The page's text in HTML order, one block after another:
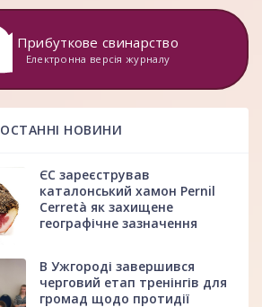
Прибуткове свинарство
Електронна версія журналу
ОСТАННІ НОВИНИ
ЄС зареєстрував
каталонський хамон Pernil
Cerretà як захищене
географічне зазначення
В Ужгороді завершився
черговий етап тренінгів для
громад щодо протидії